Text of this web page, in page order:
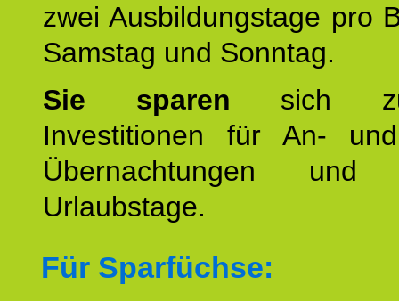
zwei Ausbildungstage pro
Samstag und Sonntag.
Sie sparen sich
Investitionen für An-
Übernachtungen und
Urlaubstage.
Für Sparfüchse: